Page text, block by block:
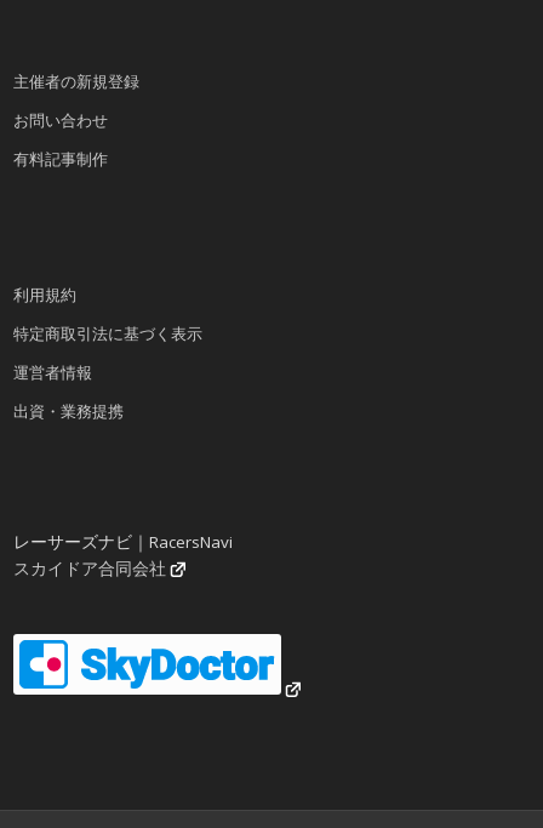
主催者の新規登録
お問い合わせ
有料記事制作
利用規約
特定商取引法に基づく表示
運営者情報
出資・業務提携
レーサーズナビ｜RacersNavi
スカイドア合同会社